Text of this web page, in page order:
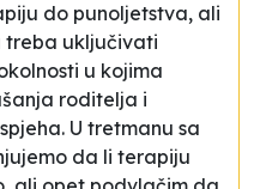
do punoljetstva, ali
treba uključivati
u kojima
roditelja i
U tretmanu sa
da li terapiju